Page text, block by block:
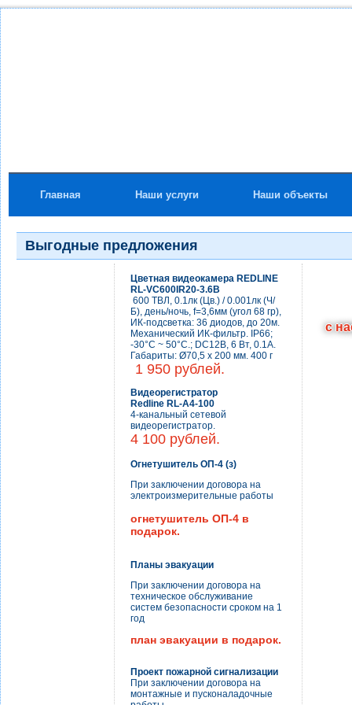
Главная Наши услуги Наши объекты
Выгодные предложения
Цветная видеокамера REDLINE
RL-VC600IR20-3.6B
600 ТВЛ, 0.1лк (Цв.) / 0.001лк (Ч/
Б), день/ночь, f=3,6мм (угол 68 гр),
ИК-подсветка: 36 диодов, до 20м.
Механический ИК-фильтр. IP66;
-30°C ~ 50°C.; DC12B, 6 Вт, 0.1А.
Габариты: Ø70,5 x 200 мм. 400 г
1 950 рублей.
Видеорегистратор
Redline RL-A4-100
4-канальный сетевой
видеорегистратор.
4 100 рублей.
Огнетушитель ОП-4 (з)
При заключении договора на
электроизмерительные работы
огнетушитель ОП-4 в
подарок.
Планы эвакуации
При заключении договора на
техническое обслуживание
систем безопасности сроком на 1
год
план эвакуации в подарок.
Проект пожарной сигнализации
При заключении договора на
монтажные и пусконаладочные
с